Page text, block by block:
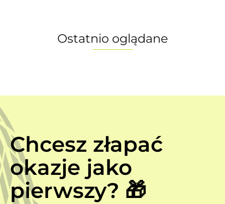
Ostatnio oglądane
Chcesz złapać
okazje jako
pierwszy? 🎁